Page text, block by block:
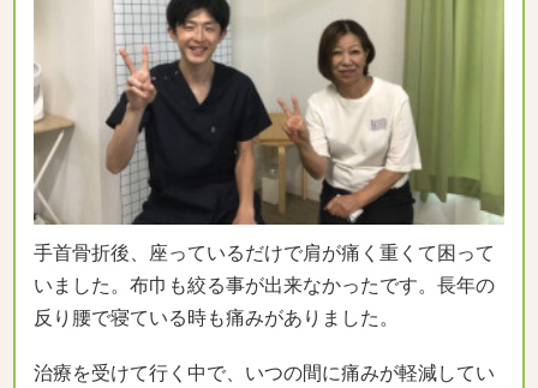
手首骨折後、座っているだけで肩が痛く重くて困って
いました。布巾も絞る事が出来なかったです。長年の
反り腰で寝ている時も痛みがありました。
治療を受けて行く中で、いつの間に痛みが軽減してい